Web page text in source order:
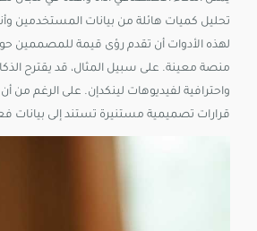
تحليل كميات هائلة من بيانات المستخدمين
لهذه الأدوات أن تقدم رؤى قيمة للمصممين حول
منصة معينة. على سبيل المثال، قد يقترح
واحترافية لفيديوهات لينكدإن. على الرغم من
قرارات تصميمية مستنيرة تستند إلى